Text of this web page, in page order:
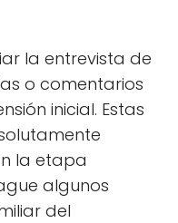
la entrevista de
o comentarios
inicial. Estas
la etapa
algunos
del